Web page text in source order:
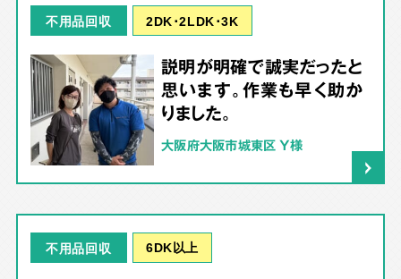
不用品回収 2DK･2LDK･3K
説明が明確で誠実だったと
思います。作業も早く助か
りました。
大阪府大阪市城東区 Y様
不用品回収 6DK以上